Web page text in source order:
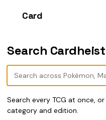
Card
Search Cardheist
Search every TCG at once, or
category and edition.